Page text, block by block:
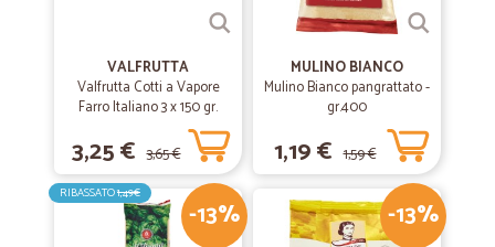
Ottimo servizio e prodotto! Velocissimi nella gestione dell’ordine!
VALFRUTTA
Valfrutta Cotti a Vapore
Farro Italiano 3 x 150 gr.
3,25 € 3,65 €
MULINO BIANCO
Mulino Bianco pangrattato -
gr.400
1,19 € 1,59 €
-13%
RIBASSATO1,49€
-13%